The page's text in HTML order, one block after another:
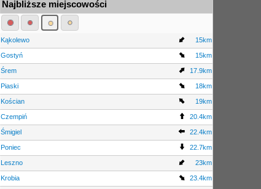
Najbliższe miejscowości
Kąkolewo 15km
Gostyń 15km
Śrem 17.9km
Piaski 18km
Kościan 19km
Czempiń 20.4km
Śmigiel 22.4km
Poniec 22.7km
Leszno 23km
Krobia 23.4km